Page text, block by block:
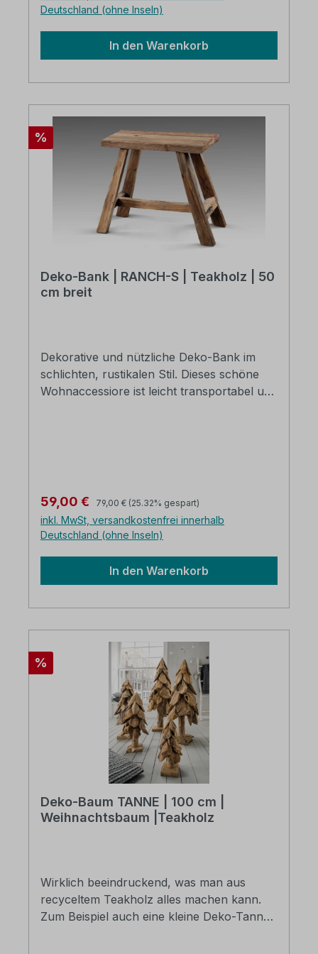
Deutschland (ohne Inseln)
In den Warenkorb
Rabatt
%
Deko-Bank | RANCH-S | Teakholz | 50
cm breit
Dekorative und nützliche Deko-Bank im
schlichten, rustikalen Stil. Dieses schöne
Wohnaccessiore ist leicht transportabel und
rechts) Die Lieferung erfolgt montiert
verpackt
Verkaufspreis:
59,00 € Regulärer Preis:
79,00 € (25.32% gespart)
inkl. MwSt, versandkostenfrei innerhalb
Deutschland (ohne Inseln)
In den Warenkorb
Rabatt
%
Deko-Baum TANNE | 100 cm |
Weihnachtsbaum |Teakholz
Wirklich beeindruckend, was man aus
recyceltem Teakholz alles machen kann.
Zum Beispiel auch eine kleine Deko-Tanne